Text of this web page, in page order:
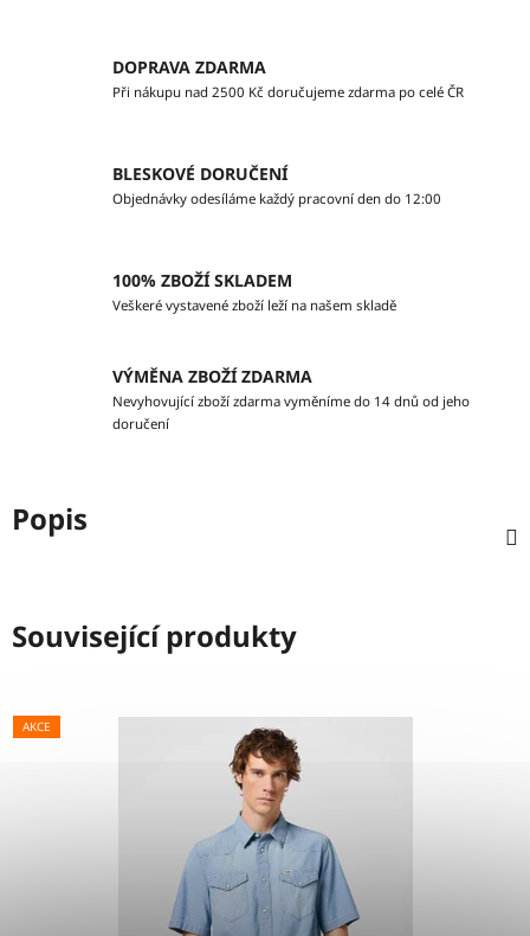
DOPRAVA ZDARMA
Při nákupu nad 2500 Kč doručujeme zdarma po celé ČR
BLESKOVÉ DORUČENÍ
Objednávky odesíláme každý pracovní den do 12:00
100% ZBOŽÍ SKLADEM
Veškeré vystavené zboží leží na našem skladě
VÝMĚNA ZBOŽÍ ZDARMA
Nevyhovující zboží zdarma vyměníme do 14 dnů od jeho
doručení
Popis
Související produkty
AKCE